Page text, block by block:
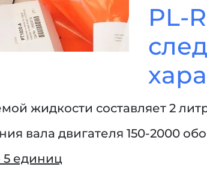
жидкости составляет 2
вала двигателя 150-2000
5 единиц